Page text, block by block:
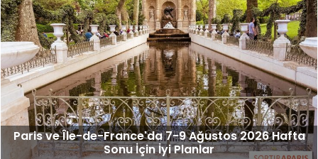
Paris ve Île-de-France'da 7-9 Ağustos 2026 Hafta
Sonu İçin İyi Planlar